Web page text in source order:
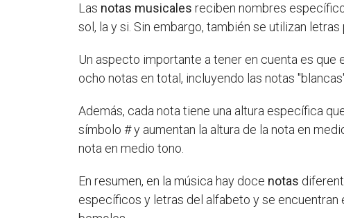
Las notas musicales reciben nombres
sol, la y si. Sin embargo, también se utilizan letras
Un aspecto importante a tener en cuenta es que
ocho notas en total, incluyendo las notas
Además, cada nota tiene una altura específica
símbolo # y aumentan la altura de la nota en
nota en medio tono.
En resumen, en la música hay doce notas
específicos y letras del alfabeto y se encuentran